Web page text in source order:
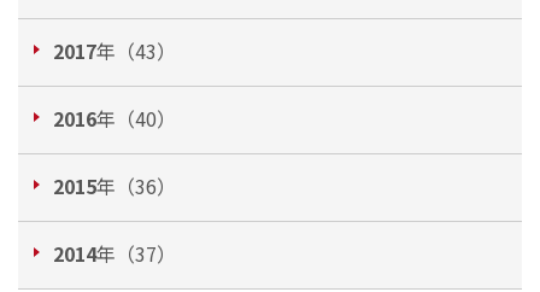
2017年（43）
2016年（40）
2015年（36）
2014年（37）